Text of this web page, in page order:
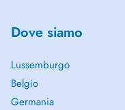
Dove siamo
Lussemburgo
Belgio
Germania